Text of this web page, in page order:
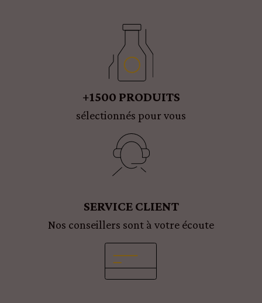
+1500 PRODUITS
sélectionnés pour vous
SERVICE CLIENT
Nos conseillers sont à votre écoute